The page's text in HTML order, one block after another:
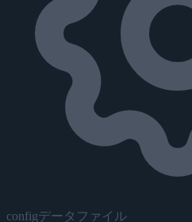
configデータファイル